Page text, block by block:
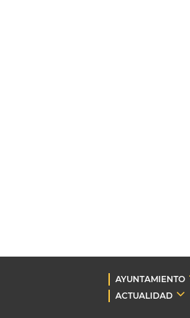
AYUNTAMIENTO
ACTUALIDAD